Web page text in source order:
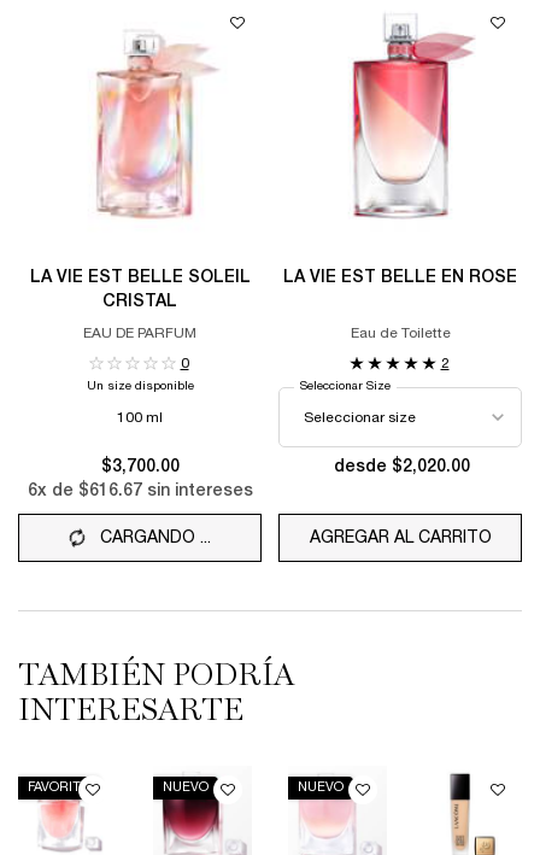
LA VIE EST BELLE SOLEIL
CRISTAL
EAU DE PARFUM
0
Un size disponible
100 ml
$3,700.00
6x de $616.67sin intereses
CARGANDO ...
LA VIE EST BELLE EN ROSE
Eau de Toilette
2
Seleccionar Size
desde $2,020.00
AGREGAR AL CARRITO
TAMBIÉN PODRÍA
INTERESARTE
FAVORITO NUEVO NUEVO